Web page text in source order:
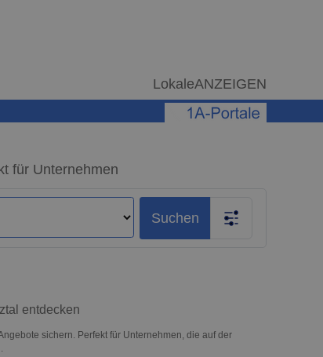
LokaleANZEIGEN
für Unternehmen
Suchen
entdecken
sichern. Perfekt für Unternehmen, die auf der